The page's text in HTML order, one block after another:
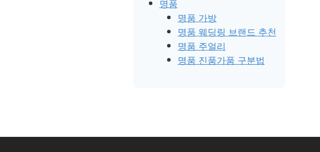
명품
명품 가방
명품 웨딩링 브랜드 추천
명품 주얼리
명품 진품가품 구분법